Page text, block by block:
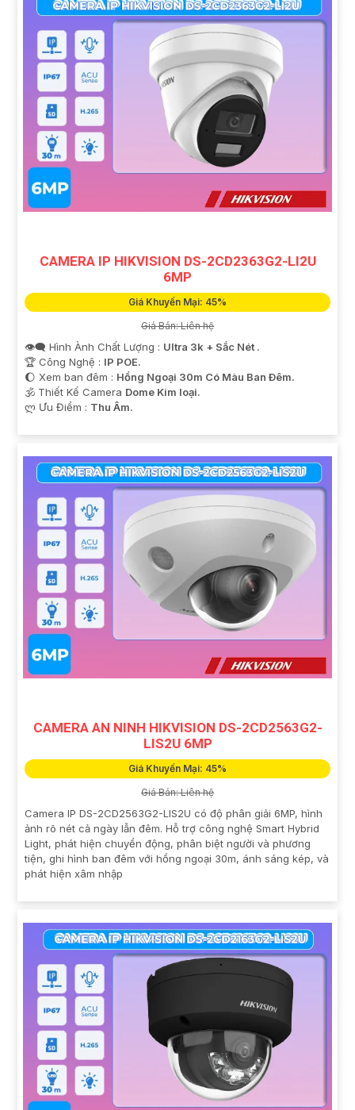
CAMERA IP HIKVISION DS-2CD2363G2-LI2U
6MP
Giá Khuyến Mại: 45%
Giá Bán: Liên hệ
👁️‍🗨 Hình Ành Chất Lượng : Ultra 3k + Sắc Nét .
🏆 Công Nghệ : IP POE.
🌔 Xem ban đêm : Hồng Ngoại 30m Có Màu Ban Ðêm.
🕉️ Thiết Kế Camera Dome Kim loại.
️ლ Ưu Điểm : Thu Âm.
CAMERA AN NINH HIKVISION DS-2CD2563G2-
LIS2U 6MP
Giá Khuyến Mại: 45%
Giá Bán: Liên hệ
Camera IP DS-2CD2563G2-LIS2U có độ phân giải 6MP, hình
ảnh rõ nét cả ngày lẫn đêm. Hỗ trợ công nghệ Smart Hybrid
Light, phát hiện chuyển động, phân biệt người và phương
tiện, ghi hình ban đêm với hồng ngoại 30m, ánh sáng kép, và
phát hiện xâm nhập